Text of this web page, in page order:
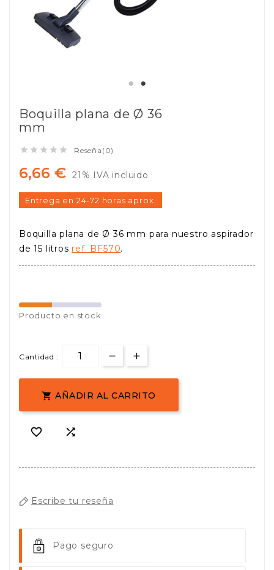
Boquilla plana de Ø 36
mm
     Reseña(0)
6,66 € 21% IVA incluido
Entrega en 24-72 horas aprox.
Boquilla plana de Ø 36 mm para nuestro aspirador
de 15 litros ref. BF570.
Producto en stock
Cantidad :
 AÑADIR AL CARRITO
 
Escribe tu reseña
Pago seguro